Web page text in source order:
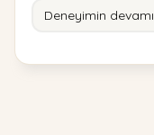
Deneyimin devamı